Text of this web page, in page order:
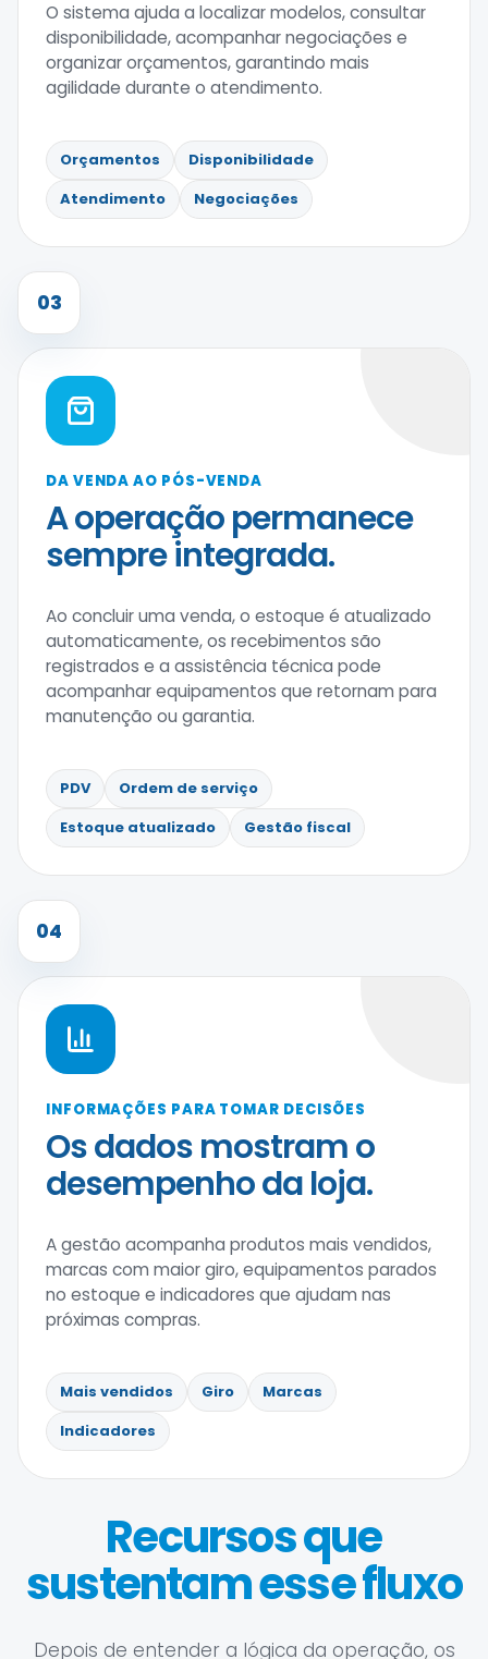
O sistema ajuda a localizar modelos, consultar
disponibilidade, acompanhar negociações e
organizar orçamentos, garantindo mais
agilidade durante o atendimento.
Orçamentos
Disponibilidade
Atendimento
Negociações
03
DA VENDA AO PÓS-VENDA
A operação permanece
sempre integrada.
Ao concluir uma venda, o estoque é atualizado
automaticamente, os recebimentos são
registrados e a assistência técnica pode
acompanhar equipamentos que retornam para
manutenção ou garantia.
PDV
Ordem de serviço
Estoque atualizado
Gestão fiscal
04
INFORMAÇÕES PARA TOMAR DECISÕES
Os dados mostram o
desempenho da loja.
A gestão acompanha produtos mais vendidos,
marcas com maior giro, equipamentos parados
no estoque e indicadores que ajudam nas
próximas compras.
Mais vendidos Giro
Marcas
Indicadores
Recursos que
sustentam esse fluxo
Depois de entender a lógica da operação, os